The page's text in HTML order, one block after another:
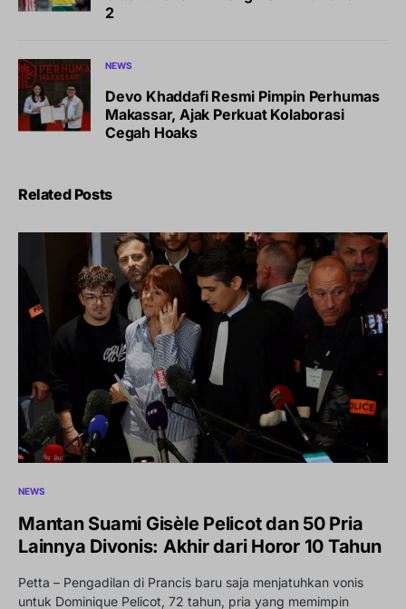
2
NEWS
Devo Khaddafi Resmi Pimpin Perhumas
Makassar, Ajak Perkuat Kolaborasi
Cegah Hoaks
Related Posts
NEWS
Mantan Suami Gisèle Pelicot dan 50 Pria
Lainnya Divonis: Akhir dari Horor 10 Tahun
Petta – Pengadilan di Prancis baru saja menjatuhkan vonis
untuk Dominique Pelicot, 72 tahun, pria yang memimpin